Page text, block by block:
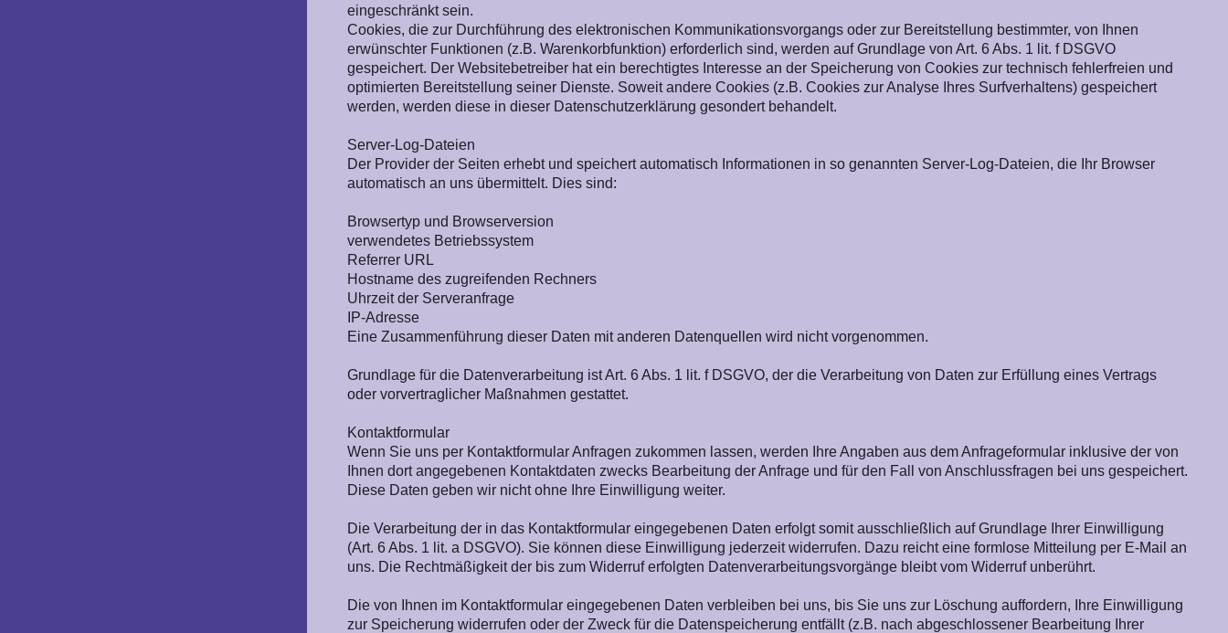
eingeschränkt sein.
Cookies, die zur Durchführung des elektronischen Kommunikationsvorgangs oder zur Bereitstellung bestimmter, von Ihnen
erwünschter Funktionen (z.B. Warenkorbfunktion) erforderlich sind, werden auf Grundlage von Art. 6 Abs. 1 lit. f DSGVO
gespeichert. Der Websitebetreiber hat ein berechtigtes Interesse an der Speicherung von Cookies zur technisch fehlerfreien und
optimierten Bereitstellung seiner Dienste. Soweit andere Cookies (z.B. Cookies zur Analyse Ihres Surfverhaltens) gespeichert
werden, werden diese in dieser Datenschutzerklärung gesondert behandelt.
Server-Log-Dateien
Der Provider der Seiten erhebt und speichert automatisch Informationen in so genannten Server-Log-Dateien, die Ihr Browser
automatisch an uns übermittelt. Dies sind:
Browsertyp und Browserversion
verwendetes Betriebssystem
Referrer URL
Hostname des zugreifenden Rechners
Uhrzeit der Serveranfrage
IP-Adresse
Eine Zusammenführung dieser Daten mit anderen Datenquellen wird nicht vorgenommen.
Grundlage für die Datenverarbeitung ist Art. 6 Abs. 1 lit. f DSGVO, der die Verarbeitung von Daten zur Erfüllung eines Vertrags
oder vorvertraglicher Maßnahmen gestattet.
Kontaktformular
Wenn Sie uns per Kontaktformular Anfragen zukommen lassen, werden Ihre Angaben aus dem Anfrageformular inklusive der von
Ihnen dort angegebenen Kontaktdaten zwecks Bearbeitung der Anfrage und für den Fall von Anschlussfragen bei uns gespeichert.
Diese Daten geben wir nicht ohne Ihre Einwilligung weiter.
Die Verarbeitung der in das Kontaktformular eingegebenen Daten erfolgt somit ausschließlich auf Grundlage Ihrer Einwilligung
(Art. 6 Abs. 1 lit. a DSGVO). Sie können diese Einwilligung jederzeit widerrufen. Dazu reicht eine formlose Mitteilung per E-Mail an
uns. Die Rechtmäßigkeit der bis zum Widerruf erfolgten Datenverarbeitungsvorgänge bleibt vom Widerruf unberührt.
Die von Ihnen im Kontaktformular eingegebenen Daten verbleiben bei uns, bis Sie uns zur Löschung auffordern, Ihre Einwilligung
zur Speicherung widerrufen oder der Zweck für die Datenspeicherung entfällt (z.B. nach abgeschlossener Bearbeitung Ihrer